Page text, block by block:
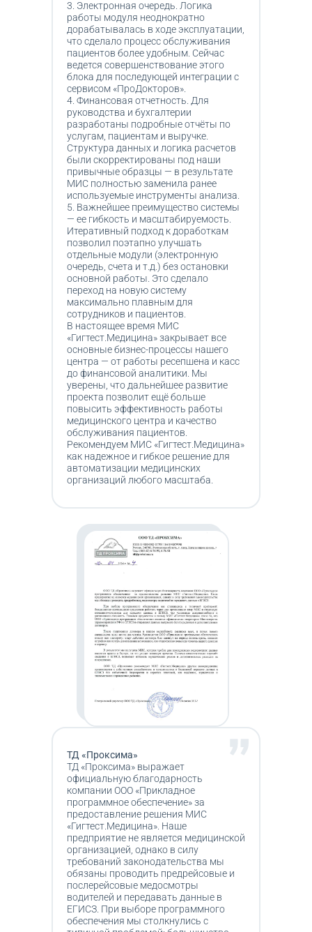
3. Электронная очередь. Логика
работы модуля неоднократно
дорабатывалась в ходе эксплуатации,
что сделало процесс обслуживания
пациентов более удобным. Сейчас
ведется совершенствование этого
блока для последующей интеграции с
сервисом «ПроДокторов».
4. Финансовая отчетность. Для
руководства и бухгалтерии
разработаны подробные отчёты по
услугам, пациентам и выручке.
Структура данных и логика расчетов
были скорректированы под наши
привычные образцы — в результате
МИС полностью заменила ранее
используемые инструменты анализа.
5. Важнейшее преимущество системы
— ее гибкость и масштабируемость.
Итеративный подход к доработкам
позволил поэтапно улучшать
отдельные модули (электронную
очередь, счета и т.д.) без остановки
основной работы. Это сделало
переход на новую систему
максимально плавным для
сотрудников и пациентов.
В настоящее время МИС
«Гигтест.Медицина» закрывает все
основные бизнес-процессы нашего
центра — от работы ресепшена и касс
до финансовой аналитики. Мы
уверены, что дальнейшее развитие
проекта позволит ещё больше
повысить эффективность работы
медицинского центра и качество
обслуживания пациентов.
Рекомендуем МИС «Гигтест.Медицина»
как надежное и гибкое решение для
автоматизации медицинских
организаций любого масштаба.
ТД «Проксима»
ТД «Проксима» выражает
официальную благодарность
компании ООО «Прикладное
программное обеспечение» за
предоставление решения МИС
«Гигтест.Медицина». Наше
предприятие не является медицинской
организацией, однако в силу
требований законодательства мы
обязаны проводить предрейсовые и
послерейсовые медосмотры
водителей и передавать данные в
ЕГИСЗ. При выборе программного
обеспечения мы столкнулись с